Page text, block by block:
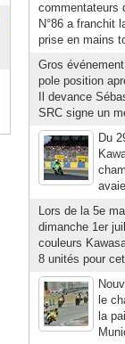
commentateurs
N°86 a franchit
prise en mains
Gros
pole position
Il devance
SRC signe un
Du
Lors de la 5e
dimanche 1er
couleurs
8 unités pour
le
la